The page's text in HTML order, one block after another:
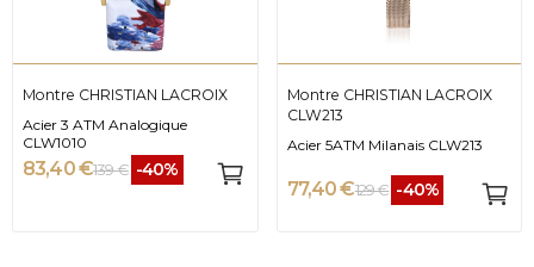
Montre CHRISTIAN LACROIX
Acier 3 ATM Analogique
CLW1010
83,40 €139 € -40%
Montre CHRISTIAN LACROIX
CLW213
Acier 5ATM Milanais CLW213
77,40 €129 € -40%